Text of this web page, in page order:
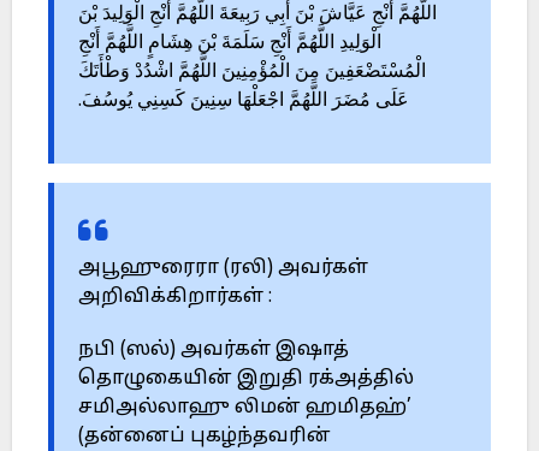
اللَّهُمَّ أَنْجِ عَيَّاشَ بْنَ أَبِي رَبِيعَةَ اللَّهُمَّ أَنْجِ الْوَلِيدَ بْنَ
الْوَلِيدِ اللَّهُمَّ أَنْجِ سَلَمَةَ بْنَ هِشَامٍ اللَّهُمَّ أَنْجِ
الْمُسْتَضْعَفِينَ مِنَ الْمُؤْمِنِينَ اللَّهُمَّ اشْدُدْ وَطْأَتَكَ
عَلَى مُضَرَ اللَّهُمَّ اجْعَلْهَا سِنِينَ كَسِنِي يُوسُفَ.
அபூஹுரைரா (ரலி) அவர்கள்
அறிவிக்கிறார்கள் :
நபி (ஸல்) அவர்கள் இஷாத்
தொழுகையின் இறுதி ரக்அத்தில்
சமிஅல்லாஹு லிமன் ஹமிதஹ்’
(தன்னைப் புகழ்ந்தவரின்